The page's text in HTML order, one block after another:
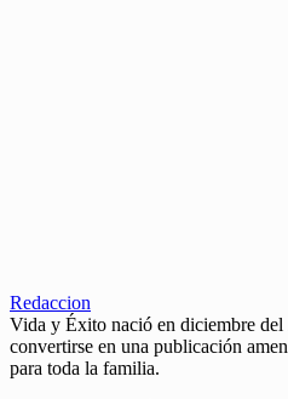
Redaccion
Vida y Éxito nació en diciembre
convertirse en una publicación
para toda la familia.